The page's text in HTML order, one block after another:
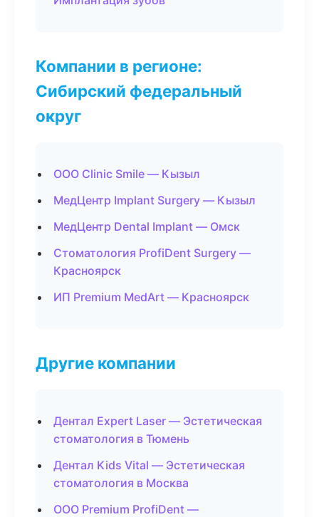
Компании в регионе:
Сибирский федеральный
округ
ООО Clinic Smile — Кызыл
МедЦентр Implant Surgery — Кызыл
МедЦентр Dental Implant — Омск
Стоматология ProfiDent Surgery —
Красноярск
ИП Premium MedArt — Красноярск
Другие компании
Дентал Expert Laser — Эстетическая
стоматология в Тюмень
Дентал Kids Vital — Эстетическая
стоматология в Москва
ООО Premium ProfiDent —